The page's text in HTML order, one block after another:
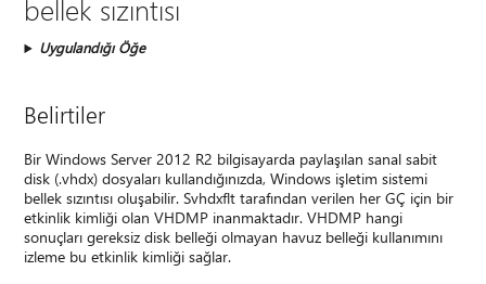
bellek sızıntısı
Uygulandığı Öğe
Belirtiler
Bir Windows Server 2012 R2 bilgisayarda paylaşılan sanal sabit
disk (.vhdx) dosyaları kullandığınızda, Windows işletim sistemi
bellek sızıntısı oluşabilir. Svhdxflt tarafından verilen her GÇ için bir
etkinlik kimliği olan VHDMP inanmaktadır. VHDMP hangi
sonuçları gereksiz disk belleği olmayan havuz belleği kullanımını
izleme bu etkinlik kimliği sağlar.